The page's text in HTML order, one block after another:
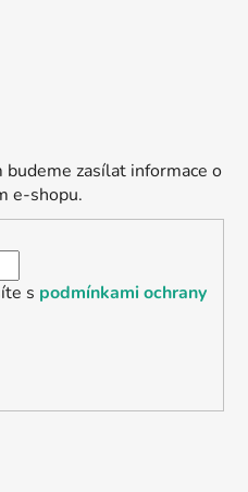
zasílat informace o
e-shopu.
s podmínkami ochrany